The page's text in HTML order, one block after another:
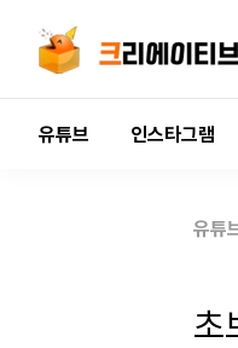
유튜브 인스타그램
유튜
초